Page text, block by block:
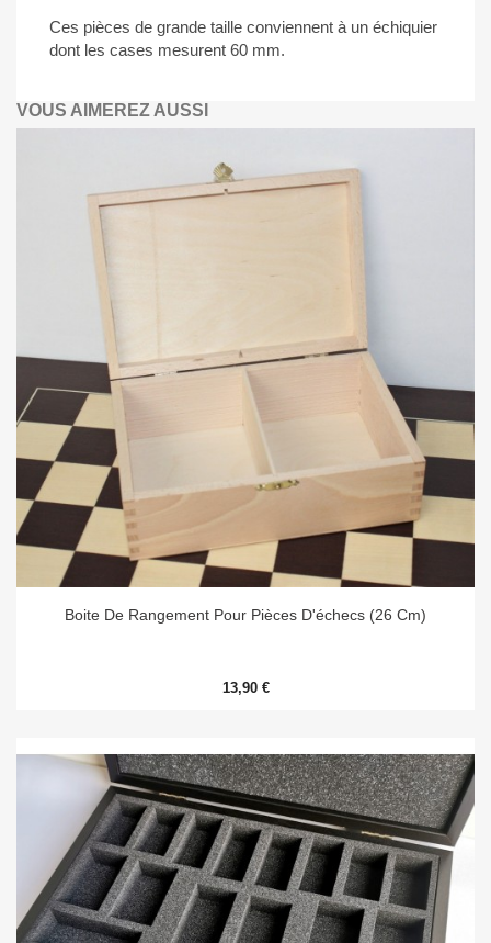
Ces pièces de grande taille conviennent à un échiquier
dont les cases mesurent 60 mm.
VOUS AIMEREZ AUSSI
Boite De Rangement Pour Pièces D'échecs (26 Cm)
13,90 €